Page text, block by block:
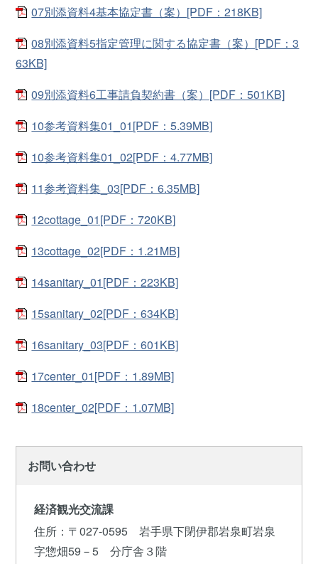
07別添資料4基本協定書（案）[PDF：218KB]
08別添資料5指定管理に関する協定書（案）[PDF：3
63KB]
09別添資料6工事請負契約書（案）[PDF：501KB]
10参考資料集01_01[PDF：5.39MB]
10参考資料集01_02[PDF：4.77MB]
11参考資料集_03[PDF：6.35MB]
12cottage_01[PDF：720KB]
13cottage_02[PDF：1.21MB]
14sanitary_01[PDF：223KB]
15sanitary_02[PDF：634KB]
16sanitary_03[PDF：601KB]
17center_01[PDF：1.89MB]
18center_02[PDF：1.07MB]
お問い合わせ
経済観光交流課
住所 ：〒027-0595 岩手県下閉伊郡岩泉町岩泉
字惣畑59－5 分庁舎３階